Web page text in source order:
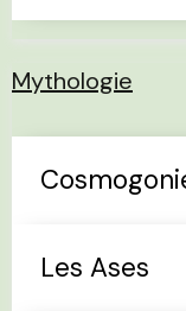
Mythologie
Les Ases